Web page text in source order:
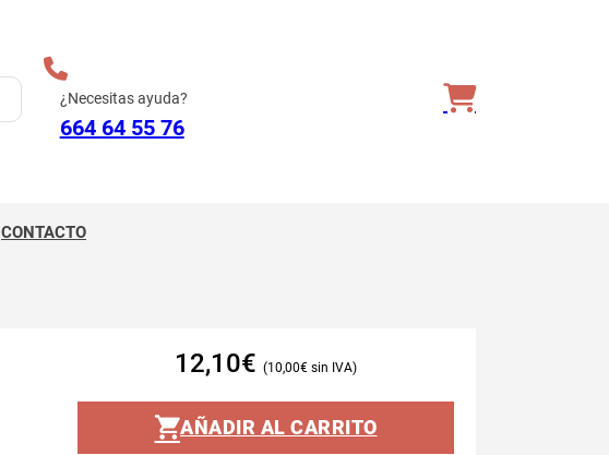
¿Necesitas ayuda?
664 64 55 76
CONTACTO
12,10€ 10,00€
AÑADIR AL CARRITO